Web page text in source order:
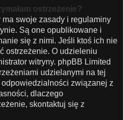
ostrzeżenie?
swoje zasady i regulaminy
Są one opublikowane i
się z nimi. Jeśli ktoś ich nie
ostrzeżenie. O udzieleniu
witryny. phpBB Limited
udzielanymi na tej
związanej z
dlaczego
skontaktuj się z